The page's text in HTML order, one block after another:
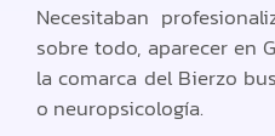
Necesitaban
sobre todo, aparecer en
la comarca del Bierzo
o neuropsicología.